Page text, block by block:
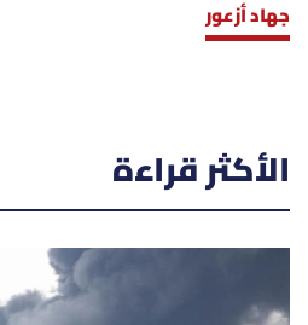
جهاد أزعور
الأكثر قراءة